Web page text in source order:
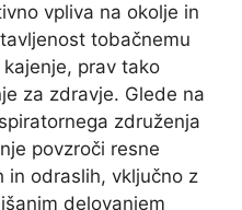
vpliva na okolje in
tobačnemu
prav tako
za zdravje. Glede na
združenja
povzroči resne
in odraslih, vključno z
delovanjem